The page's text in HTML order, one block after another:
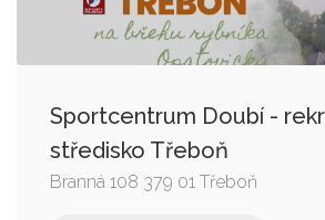
Sportcentrum Doubí -
středisko Třeboň
Branná 108 379 01 Třeboň